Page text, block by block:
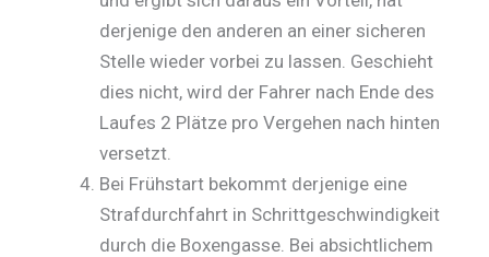
derjenige den anderen an einer sicheren
Stelle wieder vorbei zu lassen. Geschieht
dies nicht, wird der Fahrer nach Ende des
Laufes 2 Plätze pro Vergehen nach hinten
versetzt.
Bei Frühstart bekommt derjenige eine
Strafdurchfahrt in Schrittgeschwindigkeit
durch die Boxengasse. Bei absichtlichem